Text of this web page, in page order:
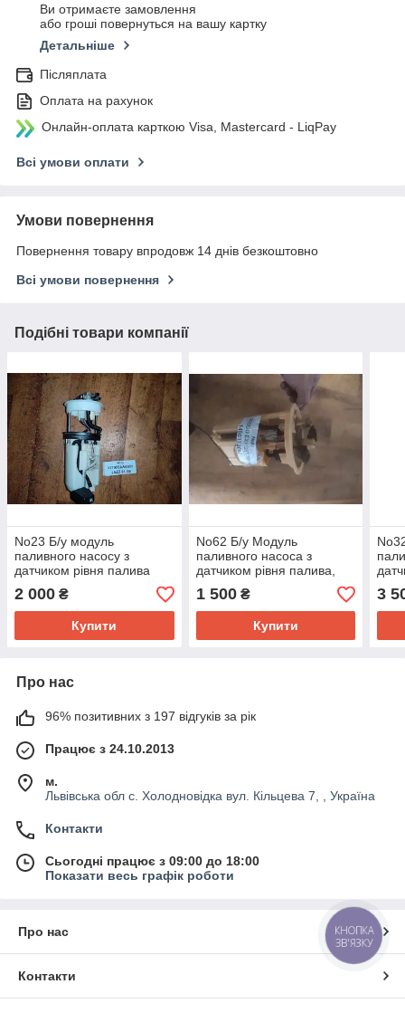
Ви отримаєте замовлення
або гроші повернуться на вашу картку
Детальніше
Післяплата
Оплата на рахунок
Онлайн-оплата карткою Visa, Mastercard - LiqPay
Всі умови оплати
Умови повернення
Повернення товару впродовж 14 днів безкоштовно
Всі умови повернення
Подібні товари компанії
No23 Б/у модуль
паливного насосу з
датчиком рівня палива
17708SA0031 для Honda
Jazz 2001-2008
2 000 ₴
Купити
No62 Б/у Модуль
паливного насоса з
датчиком рівня палива,
бензонасос 8e0906087e
для Audi a4 b6
1 500₴
Купити
для
3
Про нас
96% позитивних з 197 відгуків за рік
Працює з 24.10.2013
м.
Львівська обл с. Холодновідка вул. Кільцева 7, , Україна
Контакти
Сьогодні працює з 09:00 до 18:00
Показати весь графік роботи
Про нас
Контакти
КНОПКА
ЗВ'ЯЗКУ